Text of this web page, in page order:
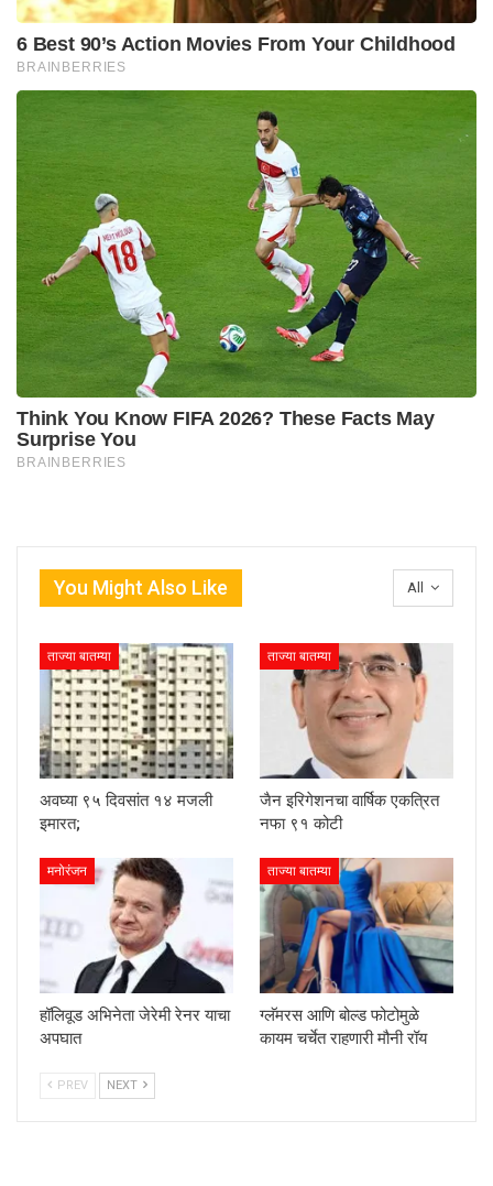
All
You Might Also Like
ताज्या बातम्या
अवघ्या ९५ दिवसांत १४ मजली
इमारत;
ताज्या बातम्या
जैन इरिगेशनचा वार्षिक एकत्रित
नफा ९१ कोटी
मनोरंजन
हॉलिवूड अभिनेता जेरेमी रेनर याचा
अपघात
ताज्या बातम्या
ग्लॅमरस आणि बोल्ड फोटोमुळे
कायम चर्चेत राहणारी मौनी रॉय
PREV NEXT